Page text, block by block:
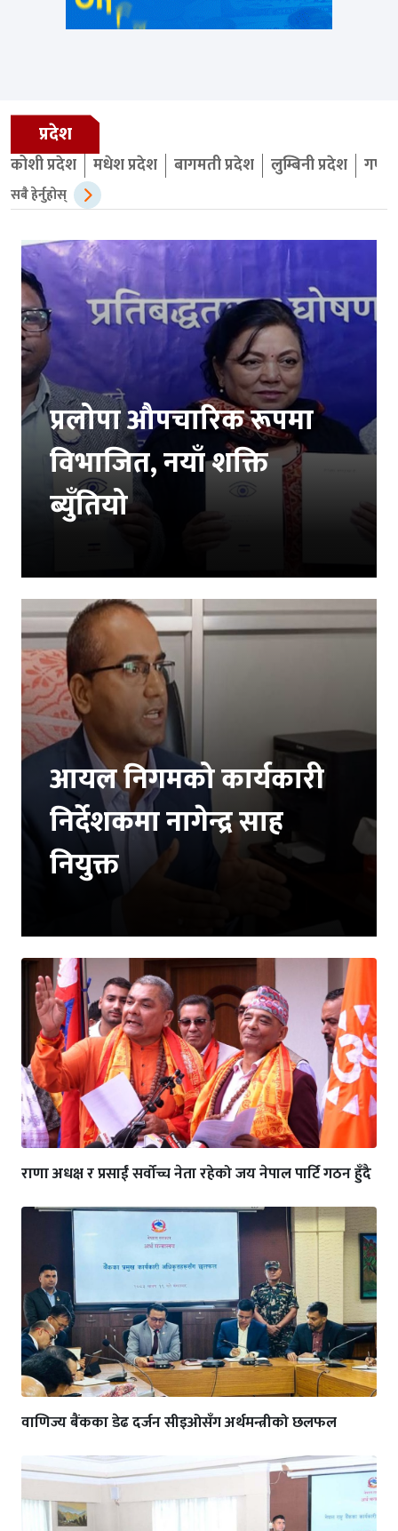
प्रदेश
कोशी प्रदेश मधेश प्रदेश बागमती प्रदेश लुम्बिनी प्रदेश
सबै हेर्नुहोस्
प्रलोपा औपचारिक रूपमा
विभाजित, नयाँ शक्ति
ब्युँतियो
आयल निगमको कार्यकारी
निर्देशकमा नागेन्द्र साह
नियुक्त
राणा अधक्ष र प्रसाईं सर्वोच्च नेता रहेको जय नेपाल पार्टि गठन हुँदै
वाणिज्य बैंकका डेढ दर्जन सीइओसँग अर्थमन्त्रीको छलफल